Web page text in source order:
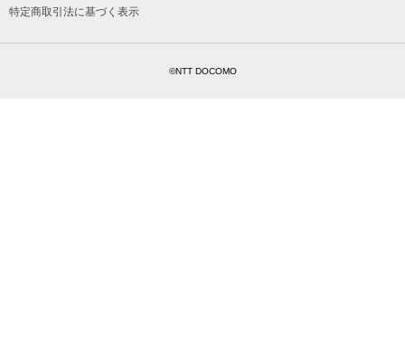
特定商取引法に基づく表示
©NTT DOCOMO